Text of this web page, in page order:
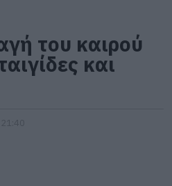
του καιρού
και